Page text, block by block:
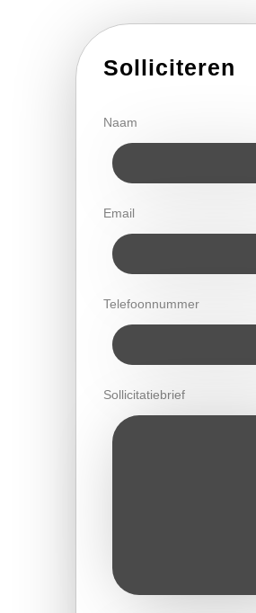
Solliciteren
Naam
Email
Telefoonnummer
Sollicitatiebrief